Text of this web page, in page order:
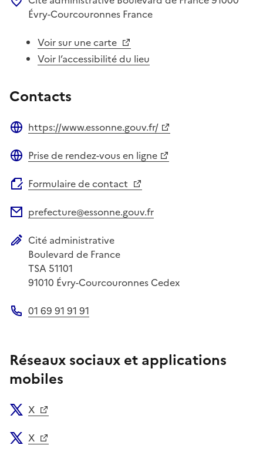
Évry-Courcouronnes France
Voir sur une carte
Voir l’accessibilité du lieu
Contacts
https://www.essonne.gouv.fr/
Prise de rendez-vous en ligne
Formulaire de contact
prefecture@essonne.gouv.fr
Adresse postale
Cité administrative
Boulevard de France
TSA 51101
91010 Évry-Courcouronnes Cedex
01 69 91 91 91
Réseaux sociaux et applications
mobiles
X
X